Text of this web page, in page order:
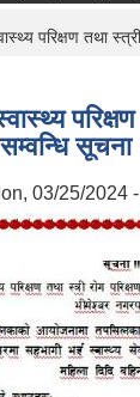
परिक्षण तथा
सम्वन्धि सूचना
03/25/2024